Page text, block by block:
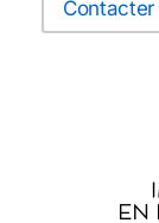
Contacter